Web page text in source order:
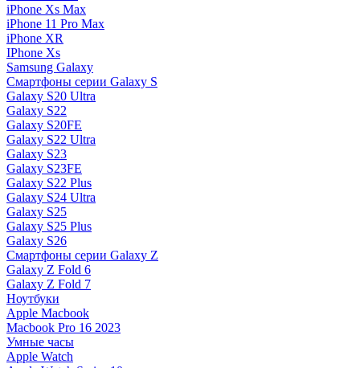
iPhone Xs Max
iPhone 11 Pro Max
iPhone XR
IPhone Xs
Samsung Galaxy
Смартфоны серии Galaxy S
Galaxy S20 Ultra
Galaxy S22
Galaxy S20FE
Galaxy S22 Ultra
Galaxy S23
Galaxy S23FE
Galaxy S22 Plus
Galaxy S24 Ultra
Galaxy S25
Galaxy S25 Plus
Galaxy S26
Смартфоны серии Galaxy Z
Galaxy Z Fold 6
Galaxy Z Fold 7
Ноутбуки
Apple Macbook
Macbook Pro 16 2023
Умные часы
Apple Watch